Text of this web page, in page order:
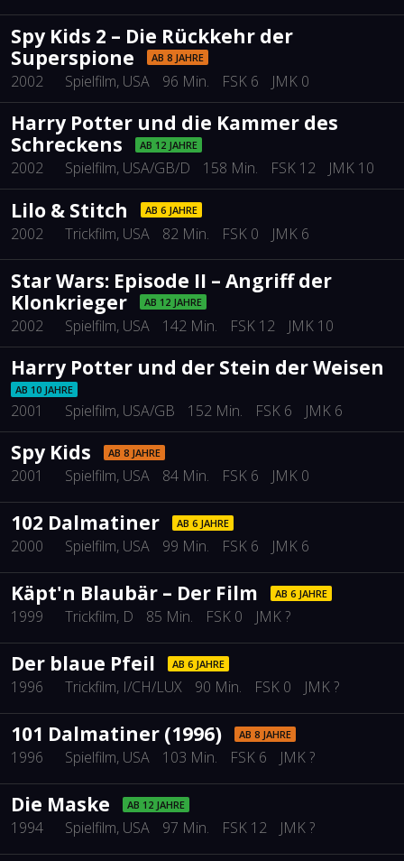
Spy Kids 2 – Die Rückkehr der
Superspione
AB 8 JAHRE
2002 Spielfilm, USA 96 Min. FSK 6 JMK 0
Harry Potter und die Kammer des
Schreckens
AB 12 JAHRE
2002 Spielfilm, USA/GB/D 158 Min. FSK 12 JMK 10
Lilo & Stitch AB 6 JAHRE
2002 Trickfilm, USA 82 Min. FSK 0 JMK 6
Star Wars: Episode II – Angriff der
Klonkrieger
AB 12 JAHRE
2002 Spielfilm, USA 142 Min. FSK 12 JMK 10
Harry Potter und der Stein der Weisen
AB 10 JAHRE
2001 Spielfilm, USA/GB 152 Min. FSK 6 JMK 6
Spy Kids AB 8 JAHRE
2001 Spielfilm, USA 84 Min. FSK 6 JMK 0
102 Dalmatiner AB 6 JAHRE
2000 Spielfilm, USA 99 Min. FSK 6 JMK 6
Käpt'n Blaubär – Der Film AB 6 JAHRE
1999 Trickfilm, D 85 Min. FSK 0 JMK ?
Der blaue Pfeil AB 6 JAHRE
1996 Trickfilm, I/CH/LUX 90 Min. FSK 0 JMK ?
101 Dalmatiner (1996) AB 8 JAHRE
1996 Spielfilm, USA 103 Min. FSK 6 JMK ?
Die Maske AB 12 JAHRE
1994 Spielfilm, USA 97 Min. FSK 12 JMK ?